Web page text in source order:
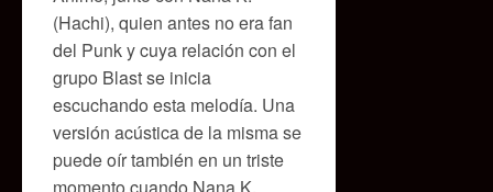
(Hachi), quien antes no era fan
del Punk y cuya relación con el
grupo Blast se inicia
escuchando esta melodía. Una
versión acústica de la misma se
puede oír también en un triste
momento cuando Nana K.